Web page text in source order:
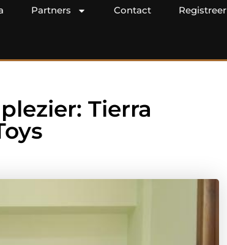
Partners Contact Registreer
Tierra